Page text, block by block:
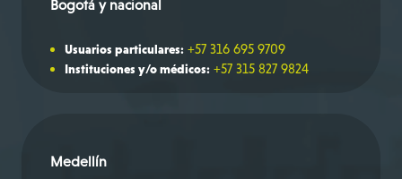
Bogotá y nacional
Usuarios particulares: +57 316 695 9709
Instituciones y/o médicos: +57 315 827 9824
Medellín